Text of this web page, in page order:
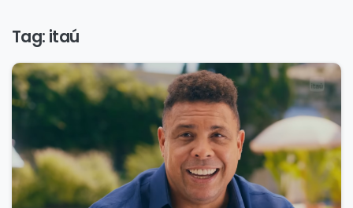
Tag: itaú